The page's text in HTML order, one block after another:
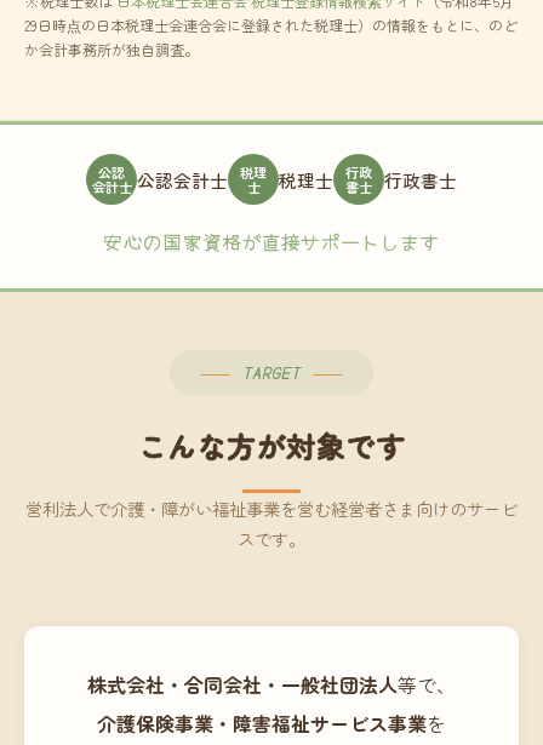
29日時点の日本税理士会連合会に登録された税理士）の情報をもとに、のど
か会計事務所が独自調査。
公認
会計士 公認会計士 税理
士 税理士 行政
書士 行政書士
安心の国家資格が直接サポートします
TARGET
こんな方が対象です
営利法人で介護・障がい福祉事業を営む経営者さま向けのサービ
スです。
株式会社・合同会社・一般社団法人等で、
介護保険事業・障害福祉サービス事業を